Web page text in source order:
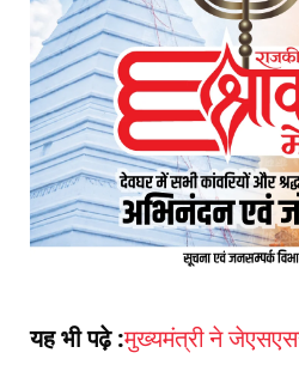
यह भी पढ़े :मुख्यमंत्री ने